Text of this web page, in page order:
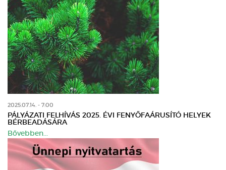
2025.07.14. - 7:00
PÁLYÁZATI FELHÍVÁS 2025. ÉVI FENYŐFAÁRUSÍTÓ HELYEK
BÉRBEADÁSÁRA
Bővebben...